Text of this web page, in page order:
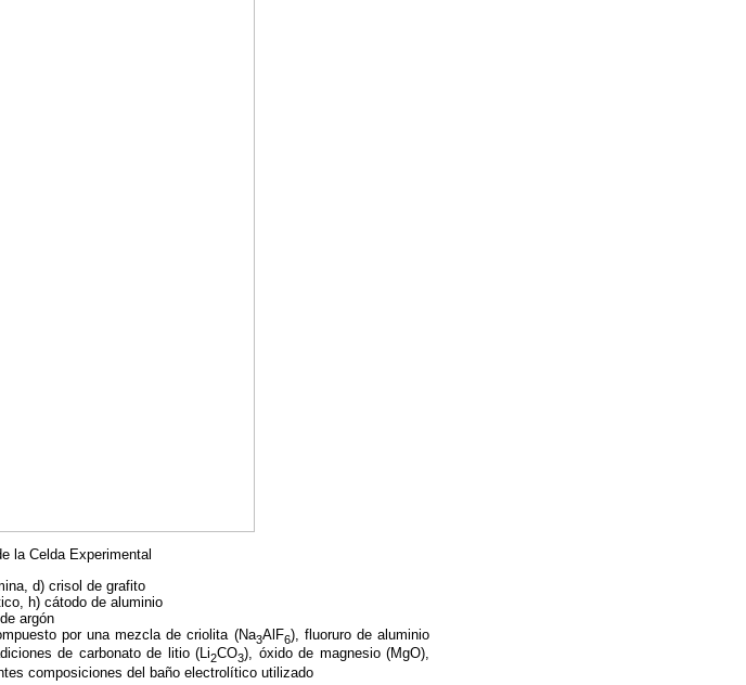
la Celda Experimental
d) crisol de grafito
h) cátodo de aluminio
argón
por una mezcla de criolita (Na3AlF6), fluoruro de aluminio
de carbonato de litio (Li2CO3), óxido de magnesio (MgO),
composiciones del baño electrolítico utilizado